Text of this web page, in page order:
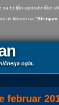
boljšo uporabniško
ali klikom na "Strinjam
ogla.
februar